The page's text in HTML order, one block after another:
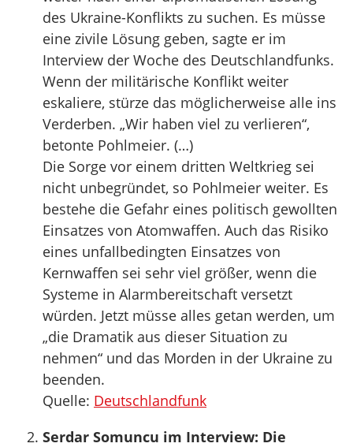
des Ukraine-Konflikts zu suchen. Es müsse
eine zivile Lösung geben, sagte er im
Interview der Woche des Deutschlandfunks.
Wenn der militärische Konflikt weiter
eskaliere, stürze das möglicherweise alle ins
Verderben. „Wir haben viel zu verlieren“,
betonte Pohlmeier. (…)
Die Sorge vor einem dritten Weltkrieg sei
nicht unbegründet, so Pohlmeier weiter. Es
bestehe die Gefahr eines politisch gewollten
Einsatzes von Atomwaffen. Auch das Risiko
eines unfallbedingten Einsatzes von
Kernwaffen sei sehr viel größer, wenn die
Systeme in Alarmbereitschaft versetzt
würden. Jetzt müsse alles getan werden, um
„die Dramatik aus dieser Situation zu
nehmen“ und das Morden in der Ukraine zu
beenden.
Quelle: Deutschlandfunk
Serdar Somuncu im Interview: Die